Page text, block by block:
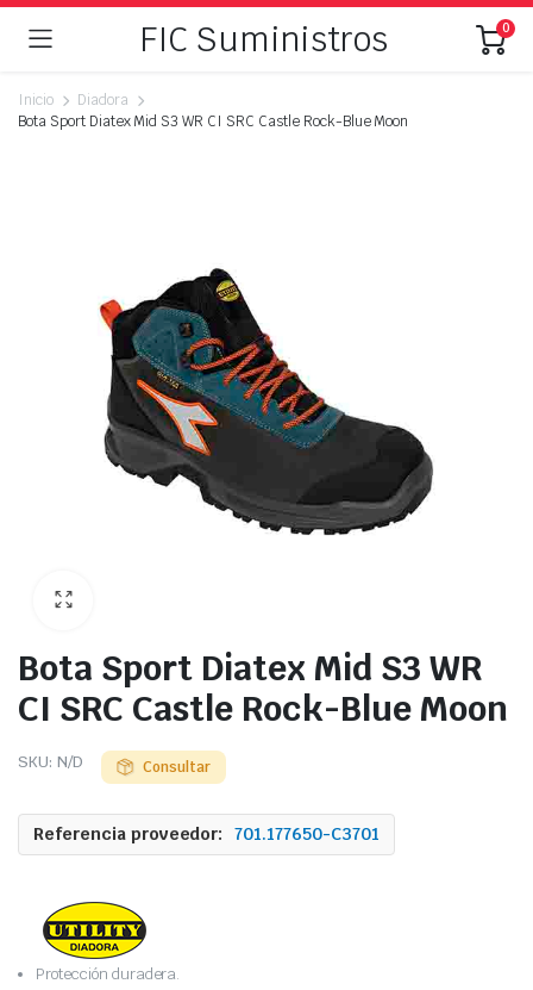
FIC Suministros 0
Inicio
Diadora
Bota Sport Diatex Mid S3 WR CI SRC Castle Rock-Blue Moon
Bota Sport Diatex Mid S3 WR
CI SRC Castle Rock-Blue Moon
SKU: N/D Consultar
Referencia proveedor: 701.177650-C3701
Protección duradera.